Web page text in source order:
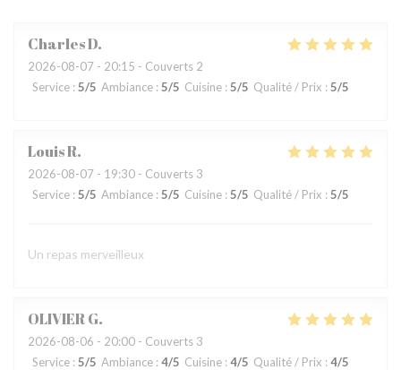
CharlesD
2026-08-07 - 20:15 - Couverts 2
Service : 5/5 Ambiance : 5/5 Cuisine : 5/5 Qualité / Prix : 5/5
LouisR
2026-08-07 - 19:30 - Couverts 3
Service : 5/5 Ambiance : 5/5 Cuisine : 5/5 Qualité / Prix : 5/5
Un repas merveilleux
OLIVIERG
2026-08-06 - 20:00 - Couverts 3
Service : 5/5 Ambiance : 4/5 Cuisine : 4/5 Qualité / Prix : 4/5